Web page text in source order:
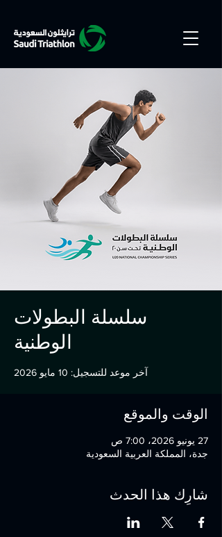
سلسلة البطولات
الوطنية
آخر موعد للتسجيل: 10 مايو 2026
الوقت والموقع
27 يونيو 2026، 7:00 ص
جدة، المملكة العربية السعودية
شارِك هذا الحدث